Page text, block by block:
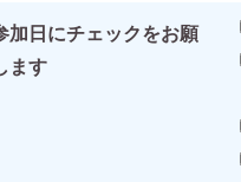
加日にチェックをお願
ます